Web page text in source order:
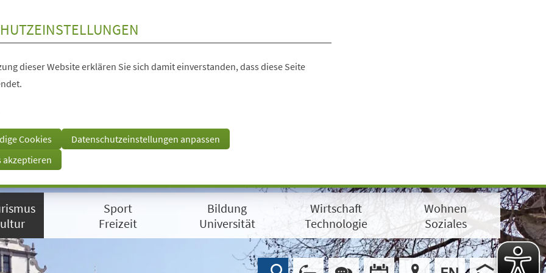
dieser Website erklären Sie sich damit einverstanden, dass diese Seite
Cookies
Datenschutzeinstellungen anpassen
akzeptieren
Sport
Freizeit
Bildung
Universität
Wirtschaft
Technologie
Wohnen
Soziales